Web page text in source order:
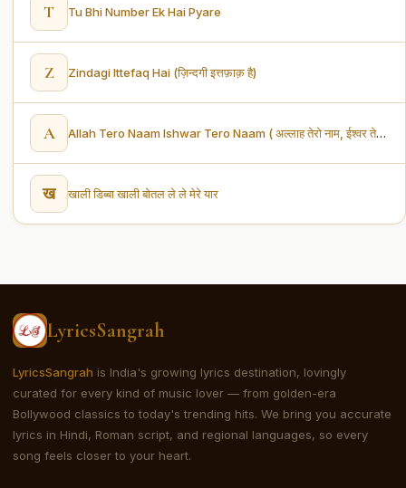
T Tu Bhi Number Ek Hai Pyare
Z Zindagi Ittefaq Hai (ज़िन्दगी इत्तफ़ाक़ है)
A Allah Tero Naam Ishwar Tero Naam ( अल्लाह तेरो नाम, ईश्वर तेरो नाम)
ख खाली डिब्बा खाली बोतल ले ले मेरे यार
LyricsSangrah
LyricsSangrah is India's growing lyrics destination, lovingly
curated for every kind of music lover — from golden-era
Bollywood classics to today's trending hits. We bring you accurate
lyrics in Hindi, Roman script, and regional languages, so every
song feels closer to your heart.